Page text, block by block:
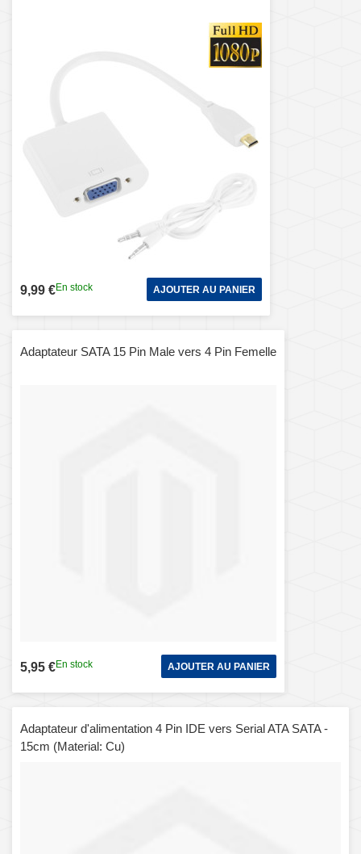
9,99 €En stock AJOUTER AU PANIER
Adaptateur SATA 15 Pin Male vers 4 Pin Femelle
5,95 €En stock AJOUTER AU PANIER
Adaptateur d'alimentation 4 Pin IDE vers Serial ATA SATA -
15cm (Material: Cu)